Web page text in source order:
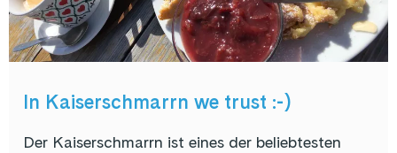
In Kaiserschmarrn we trust :-)
Der Kaiserschmarrn ist eines der beliebtesten